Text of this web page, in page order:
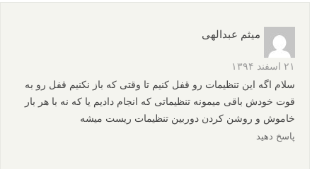
میثم عبدالهی
۲۱ اسفند ۱۳۹۴
سلام اگه این تنظیمات رو قفل کنیم تا وقتی که باز نکنیم قفل رو به
قوت خودش باقی میمونه تنظیماتی که انجام دادیم یا که نه با هر بار
خاموش و روشن کردن دوربین تنظیمات ریست میشه
پاسخ دهید